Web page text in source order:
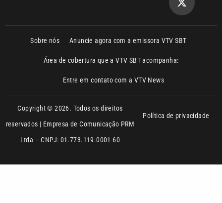
Anuncie agora com a emissora VTV SBT
Copyright © 2026. Todos os direitos